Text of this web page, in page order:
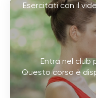
Esercitati con il
Entra nel club
Questo corso è